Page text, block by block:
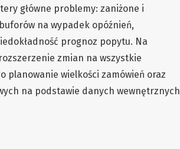
główne problemy: zaniżone i
na wypadek opóźnień,
prognoz popytu. Na
zmian na wszystkie
planowanie wielkości zamówień oraz
na podstawie danych wewnętrznych